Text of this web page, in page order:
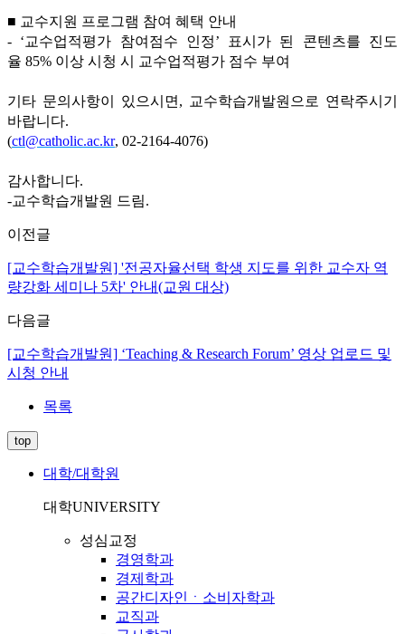
■ 교수지원 프로그램 참여 혜택 안내
- ‘교수업적평가 참여점수 인정’
표시가 된 콘텐츠를 진도
율 85% 이상 시청 시 교수업적평가 점수 부여
기타 문의사항이 있으시면 , 교수학습개발원으로 연락주시기
바랍니다.
(ctl@catholic.ac.kr, 02-2164-4076)
감사합니다.
-교수학습개발원 드림.
이전글
[교수학습개발원] '전공자율선택 학생 지도를 위한 교수자 역
량강화 세미나 5차' 안내(교원 대상)
다음글
[교수학습개발원] ‘Teaching & Research Forum’ 영상 업로드 및
시청 안내
목록
top
대학/대학원
대학UNIVERSITY
성심교정
경영학과
경제학과
공간디자인ㆍ소비자학과
교직과